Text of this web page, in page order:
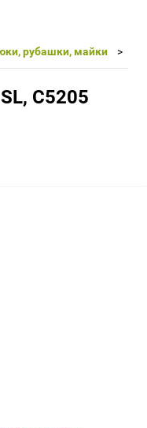
рубашки, майки
С5205